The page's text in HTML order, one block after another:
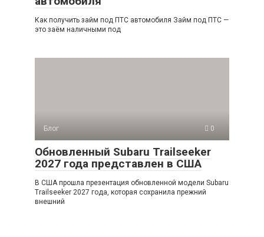
Как получить займ под ПТС автомобиля Займ под ПТС —
это заём наличными под
Блог 0
Обновленный Subaru Trailseeker
2027 года представлен в США
В США прошла презентация обновленной модели Subaru
Trailseeker 2027 года, которая сохранила прежний
внешний